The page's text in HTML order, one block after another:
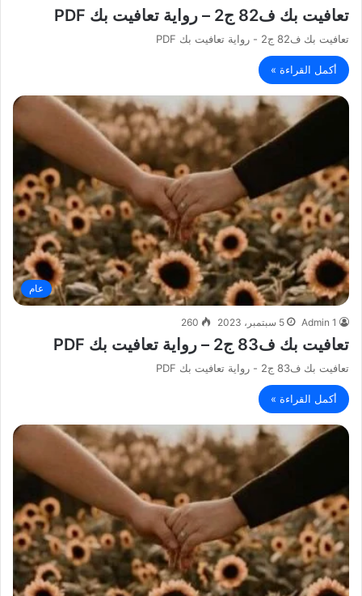
تعافيت بك ف82 ج2 – رواية تعافيت بك PDF
تعافيت بك ف82 ج2 - رواية تعافيت بك PDF
أكمل القراءة »
عام
Admin 1 5 سبتمبر، 2023 260
تعافيت بك ف83 ج2 – رواية تعافيت بك PDF
تعافيت بك ف83 ج2 - رواية تعافيت بك PDF
أكمل القراءة »